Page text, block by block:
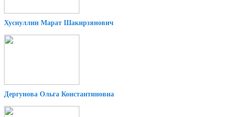
Хуснуллин Марат Шакирзянович
Дергунова Ольга Константиновна